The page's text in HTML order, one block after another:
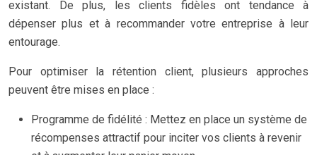
existant. De plus, les clients fidèles ont tendance à
dépenser plus et à recommander votre entreprise à leur
entourage.
Pour optimiser la rétention client, plusieurs approches
peuvent être mises en place :
Programme de fidélité : Mettez en place un système de
récompenses attractif pour inciter vos clients à revenir